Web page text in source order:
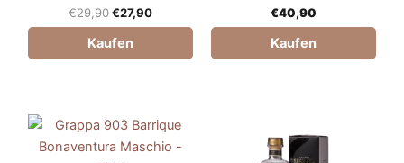
€29,90€27,90
Kaufen
€40,90
Kaufen